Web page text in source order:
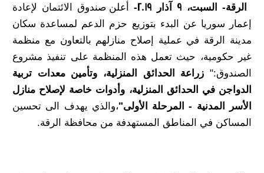
الرقة- السبت، 9 آذار 2019-
أعلن صندوق الائتمان لإعادة
إعمار سوريا عن البدء بتوزيع حزم الدعم لمساعدة سكان
مدينة الرقة في عملية إصلاح منازلهم بالتعاون مع منظمة
غير حكومية، حيث تعمل هذه المنظمة على تنفيذ مشروع
الصندوق:" زراعة الحدائق المنزلية، وتأمين معدات تربية
الدواجن في الحدائق المنزلية، وأدوات خاصة لإصلاح منازل
الأسر المدنية - المرحلة الأولى"،والذي يهدف الى تحسين
المساكن في المناطق المستهدفة من محافظة الرقة.